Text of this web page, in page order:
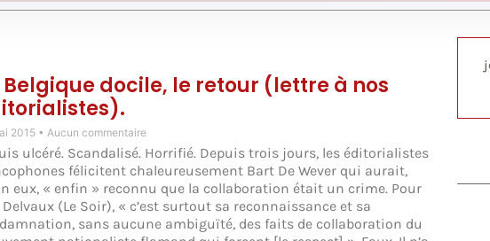
Belgique docile, le retour (lettre à nos
2015 Aucun commentaire
ulcéré. Scandalisé. Horrifié. Depuis trois jours, les éditorialistes
félicitent chaleureusement Bart De Wever qui aurait,
eux, « enfin » reconnu que la collaboration était un crime. Pour
Delvaux (Le Soir), « c’est surtout sa reconnaissance et sa
sans aucune ambiguïté, des faits de collaboration du